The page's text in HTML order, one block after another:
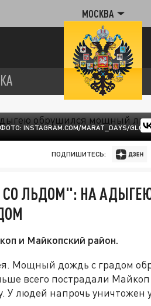
МОСКВА
ФОТО: INSTAGRAM.COM/MARAT_DAYS/
ПОДПИШИТЕСЬ:
СО ЛЬДОМ": НА
и Майкопский район.
Мощный дождь с градом
всего пострадали Майкоп
У людей напрочь уничтожен